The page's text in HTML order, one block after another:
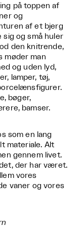
på toppen af
og
af et bjerg
sig og små huler
den knitrende,
møder man
og uden lyd,
lamper, tøj,
bøger,
bamser.
som en lang
materiale. Alt
gennem livet.
det, der har været.
vores
vaner og vores